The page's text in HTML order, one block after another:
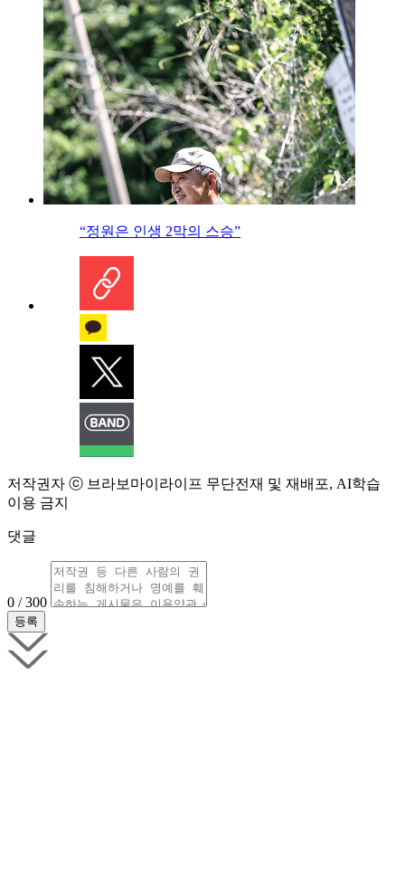
“정원은 인생 2막의 스승”
저작권자 ⓒ 브라보마이라이프 무단전재 및 재배포, AI학습
이용 금지
댓글
0 / 300